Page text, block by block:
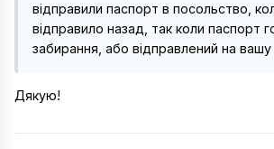
відправили паспорт в посольство,
відправило назад, так коли паспорт
забирання, або відправлений на
Дякую!